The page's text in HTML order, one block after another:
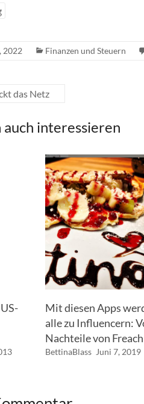
2022 Finanzen und Steuern
das Netz
auch interessieren
Mit diesen Apps
alle zu Influencern:
Nachteile von
BettinaBlass Juni 7, 2019